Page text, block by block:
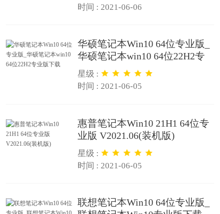
时间 : 2021-06-06
华硕笔记本Win10 64位专业版_
华硕笔记本win10 64位22H2专
业版下载
星级 :
时间 : 2021-06-05
惠普笔记本Win10 21H1 64位专
业版 V2021.06(装机版)
星级 :
时间 : 2021-06-05
联想笔记本Win10 64位专业版_